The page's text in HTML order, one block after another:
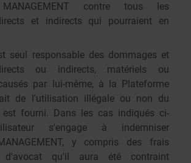
MANAGEMENT contre tous les
et indirects qui pourraient en
seul responsable des dommages et
ou indirects, matériels ou
par lui-même, à la Plateforme
de l'utilisation illégale ou non du
fourni. Dans les cas indiqués ci-
s'engage à indemniser
y compris des frais
d'avocat qu'il aura été contraint